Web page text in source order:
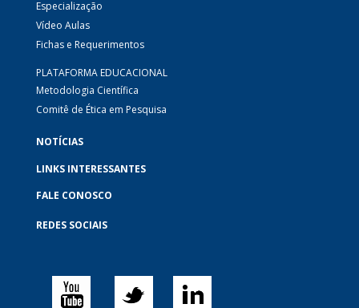
Especialização
Vídeo Aulas
Fichas e Requerimentos
PLATAFORMA EDUCACIONAL
Metodologia Científica
Comitê de Ética em Pesquisa
NOTÍCIAS
LINKS INTERESSANTES
FALE CONOSCO
REDES SOCIAIS